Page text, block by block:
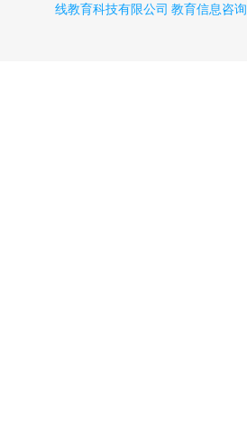
线教育科技有限公司 教育信息咨询